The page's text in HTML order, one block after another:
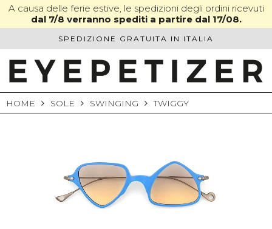
SkipA causa delle ferie estive, le spedizioni degli ordini ricevuti
dal 7/8 verranno spediti a partire dal 17/08.
SPEDIZIONE GRATUITA IN ITALIA
HOME SOLE SWINGING TWIGGY